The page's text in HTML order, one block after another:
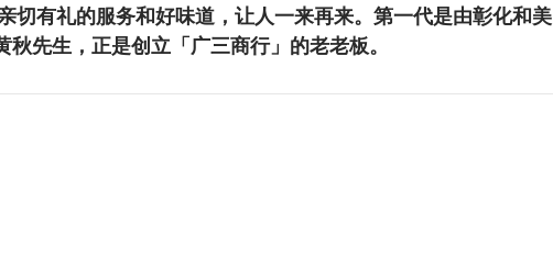
切有礼的服务和好味道，让人一来再来。第一代是由彰化和美
先生，正是创立「广三商行」的老老板。